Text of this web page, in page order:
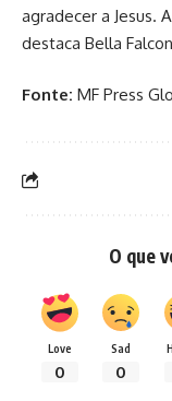
agradecer a Jesus.
destaca Bella
Fonte: MF Press
O que
Love
0
Sad
0